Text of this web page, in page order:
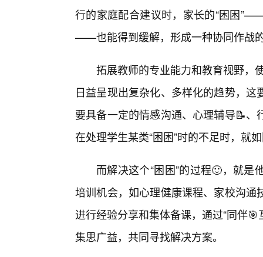
行的家庭配合建议时，家长的“困困
——也能得到缓解，形成一种协同作战
拓展教师的专业能力和教育视野，
日益呈现出复杂化、多样化的趋势，
要具备一定的情感沟通、心理辅导📝
在处理学生某类“困困”时的不足时，就
而解决这个“困困”的过程🙂，就
培训机会，如心理健康课程、家校沟
进行经验分享和集体备课，通过“同伴
集思广益，共同寻找解决方案。